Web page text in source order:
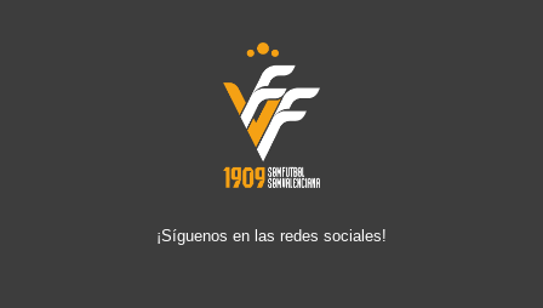
¡Síguenos en las redes sociales!